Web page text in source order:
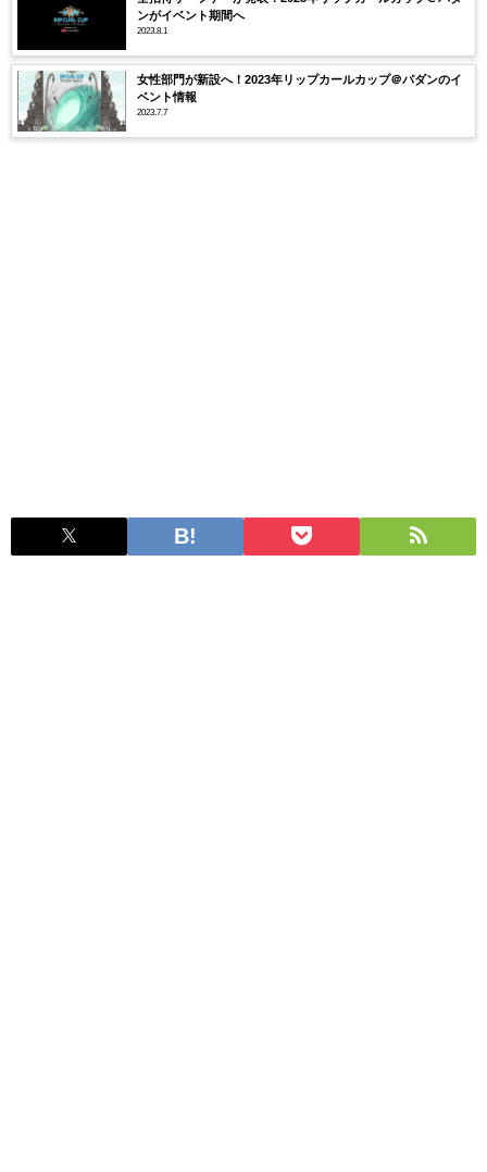
ンがイベント期間へ
2023.8.1
女性部門が新設へ！2023年リップカールカップ＠パダンのイ
ベント情報
2023.7.7